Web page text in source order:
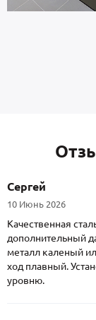
Сергей
10 Июнь 2026
Качественная
дополнительный
металл каленый
ход плавный.
уровню.